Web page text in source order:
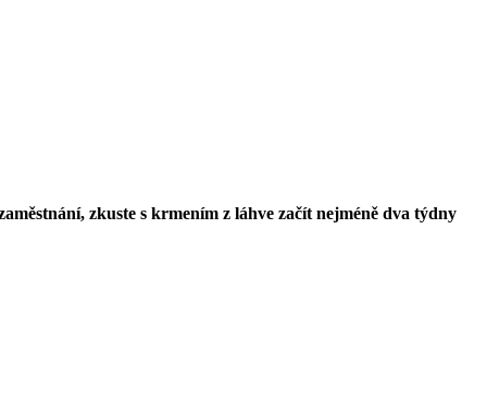
zkuste s krmením z láhve začít nejméně dva týdny